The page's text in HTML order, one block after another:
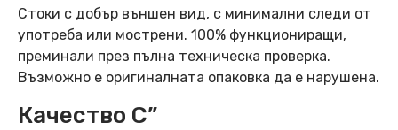
Стоки с добър външен вид, с минимални следи от
употреба или мострени. 100% функциониращи,
преминали през пълна техническа проверка.
Възможно е оригиналната опаковка да е нарушена.
Качество C”